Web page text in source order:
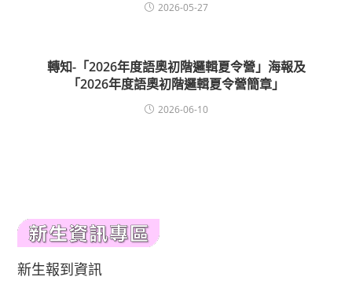
2026-05-27
轉知-「2026年度語奧初階邏輯夏令營」海報及
「2026年度語奧初階邏輯夏令營簡章」
2026-06-10
新生報到資訊